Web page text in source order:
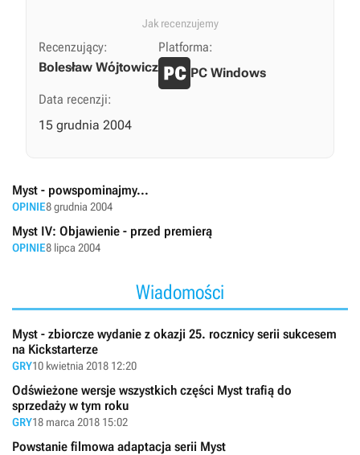
Jak recenzujemy
Recenzujący:
Bolesław Wójtowicz
Platforma:
PC Windows
Data recenzji:
15 grudnia 2004
Myst - powspominajmy...
OPINIE8 grudnia 2004
Myst IV: Objawienie - przed premierą
OPINIE8 lipca 2004
Wiadomości
Myst - zbiorcze wydanie z okazji 25. rocznicy serii sukcesem
na Kickstarterze
GRY10 kwietnia 2018 12:20
Odświeżone wersje wszystkich części Myst trafią do
sprzedaży w tym roku
GRY18 marca 2018 15:02
Powstanie filmowa adaptacja serii Myst